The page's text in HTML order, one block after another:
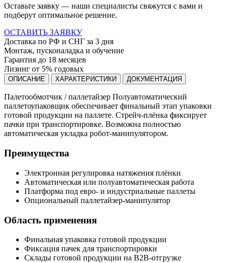
Оставьте заявку — наши специалисты свяжутся с вами и
подберут оптимальное решение.
ОСТАВИТЬ ЗАЯВКУ
Доставка по РФ и СНГ за 3 дня
Монтаж, пусконаладка и обучение
Гарантия до 18 месяцев
Лизинг от 5% годовых
ОПИСАНИЕ ХАРАКТЕРИСТИКИ ДОКУМЕНТАЦИЯ
Палетообмотчик / паллетайзер Полуавтоматический
паллетоупаковщик обеспечивает финальный этап упаковки
готовой продукции на паллете. Стрейч-плёнка фиксирует
пачки при транспортировке. Возможна полностью
автоматическая укладка робот-манипулятором.
Преимущества
Электронная регулировка натяжения плёнки
Автоматическая или полуавтоматическая работа
Платформа под евро- и индустриальные паллеты
Опциональный паллетайзер-манипулятор
Область применения
Финальная упаковка готовой продукции
Фиксация пачек для транспортировки
Склады готовой продукции на B2B-отгрузке